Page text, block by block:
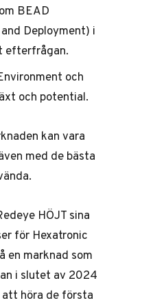
BEAD
Deployment) i
efterfrågan.
och
och potential.
kan vara
med de bästa
HÖJT sina
för Hexatronic
en marknad som
i slutet av 2024
höra de första